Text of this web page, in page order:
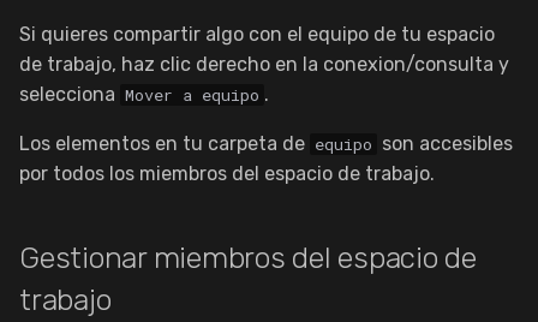
Si quieres compartir algo con el equipo de tu espacio
de trabajo, haz clic derecho en la conexion/consulta y
selecciona Mover a equipo .
Los elementos en tu carpeta de equipo son accesibles
por todos los miembros del espacio de trabajo.
Gestionar miembros del espacio de
trabajo